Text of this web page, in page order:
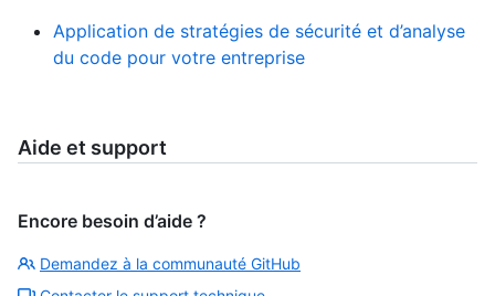
Application de stratégies de sécurité et d’analyse
du code pour votre entreprise
Aide et support
Encore besoin d’aide ?
Demandez à la communauté GitHub